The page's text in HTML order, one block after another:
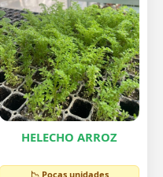
HELECHO ARROZ
📉 Pocas unidades